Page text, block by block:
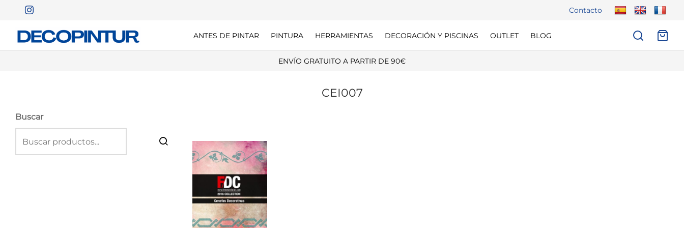
Contacto
ANTES DE PINTAR PINTURA HERRAMIENTAS DECORACIÓN Y PISCINAS OUTLET BLOG
ENVÍO GRATUITO A PARTIR DE 90€
CEI007
Buscar